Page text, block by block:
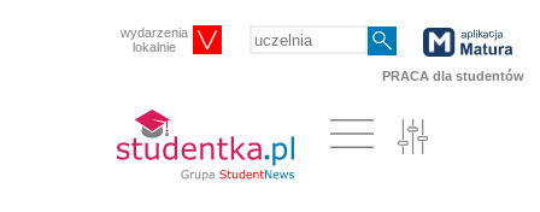
wydarzenia
lokalnie
PRACA dla studentów